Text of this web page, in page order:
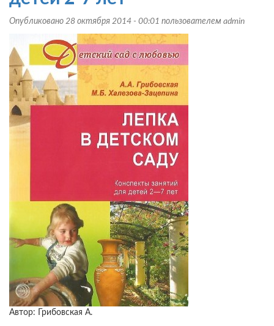
Опубликовано 28 октября 2014 - 00:01 пользователем admin
Автор: Грибовская А.